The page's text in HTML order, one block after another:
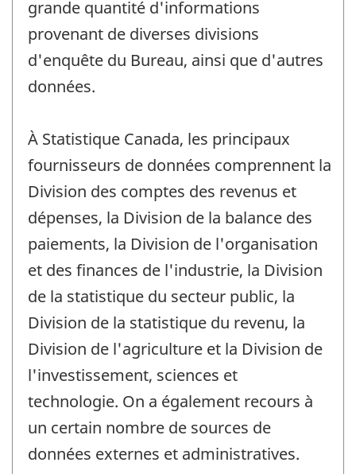
grande quantité d'informations
provenant de diverses divisions
d'enquête du Bureau, ainsi que d'autres
données.
À Statistique Canada, les principaux
fournisseurs de données comprennent la
Division des comptes des revenus et
dépenses, la Division de la balance des
paiements, la Division de l'organisation
et des finances de l'industrie, la Division
de la statistique du secteur public, la
Division de la statistique du revenu, la
Division de l'agriculture et la Division de
l'investissement, sciences et
technologie. On a également recours à
un certain nombre de sources de
données externes et administratives.